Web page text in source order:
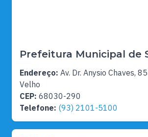
Prefeitura Municipal de
Endereço: Av. Dr. Anysio Chaves,
Velho
CEP: 68030-290
Telefone: (93) 2101-5100